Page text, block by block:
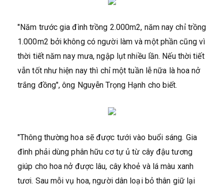
"Năm trước gia đình trồng 2.000m2, năm nay chỉ trồng
1.000m2 bởi không có người làm và một phần cũng vì
thời tiết năm nay mưa, ngập lụt nhiều lần. Nếu thời tiết
vẫn tốt như hiện nay thì chỉ một tuần lễ nữa là hoa nở
trắng đồng", ông Nguyễn Trọng Hạnh cho biết.
"Thông thường hoa sẽ được tưới vào buổi sáng. Gia
đình phải dùng phân hữu cơ tự ủ từ cây đậu tương
giúp cho hoa nở được lâu, cây khoẻ và lá màu xanh
tươi. Sau mỗi vụ hoa, người dân loại bỏ thân giữ lại